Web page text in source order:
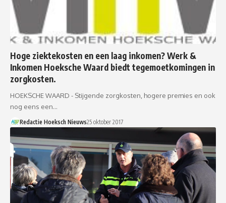
Hoge ziektekosten en een laag inkomen? Werk &
Inkomen Hoeksche Waard biedt tegemoetkomingen in
zorgkosten.
HOEKSCHE WAARD - Stijgende zorgkosten, hogere premies en ook
nog eens een…
Redactie Hoeksch Nieuws25 oktober 2017